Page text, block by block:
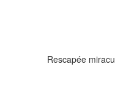
Rescapée